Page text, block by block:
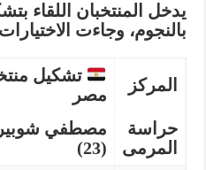
يدخل المنتخبان اللقاء
بالنجوم، وجاءت
المركز
تشكيل
مصر
حراسة
المرمى
مصطفي شوبير
(23)